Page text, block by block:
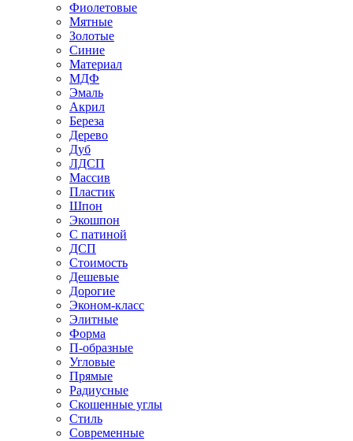
Фиолетовые
Мятные
Золотые
Синие
Материал
МДФ
Эмаль
Акрил
Береза
Дерево
Дуб
ЛДСП
Массив
Пластик
Шпон
Экошпон
С патиной
ДСП
Стоимость
Дешевые
Дорогие
Эконом-класс
Элитные
Форма
П-образные
Угловые
Прямые
Радиусные
Скошенные углы
Стиль
Современные